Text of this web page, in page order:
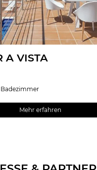
A VISTA
Mehr erfahren